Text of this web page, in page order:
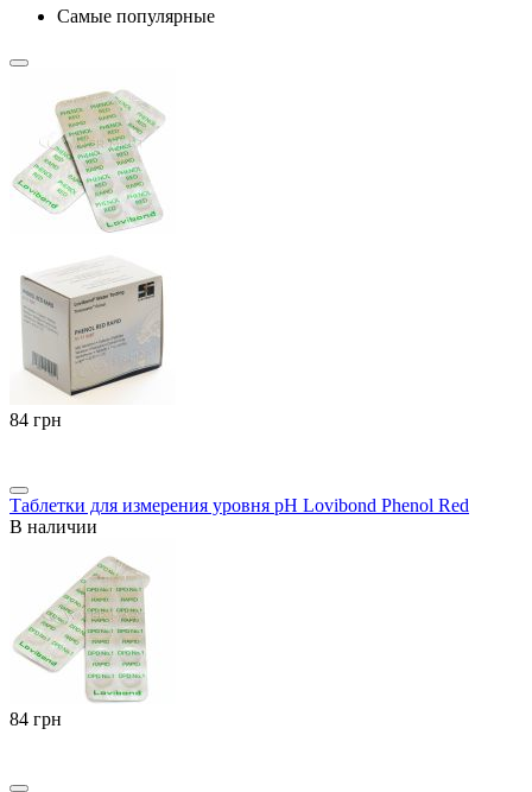
Самые популярные
‍84‍ грн
Таблетки для измерения уровня pH Lovibond Phenol Red
В наличии
‍84‍ грн